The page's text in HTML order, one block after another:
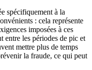
spécifiquement à la
: cela représente
imposées à ces
entre les périodes de pic et
mettre plus de temps
la fraude, ce qui peut